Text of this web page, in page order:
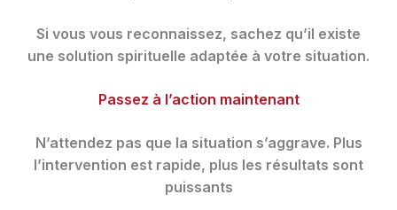
Si vous vous reconnaissez, sachez qu’il existe
une solution spirituelle adaptée à votre situation.
Passez à l’action maintenant
N’attendez pas que la situation s’aggrave. Plus
l’intervention est rapide, plus les résultats sont
puissants